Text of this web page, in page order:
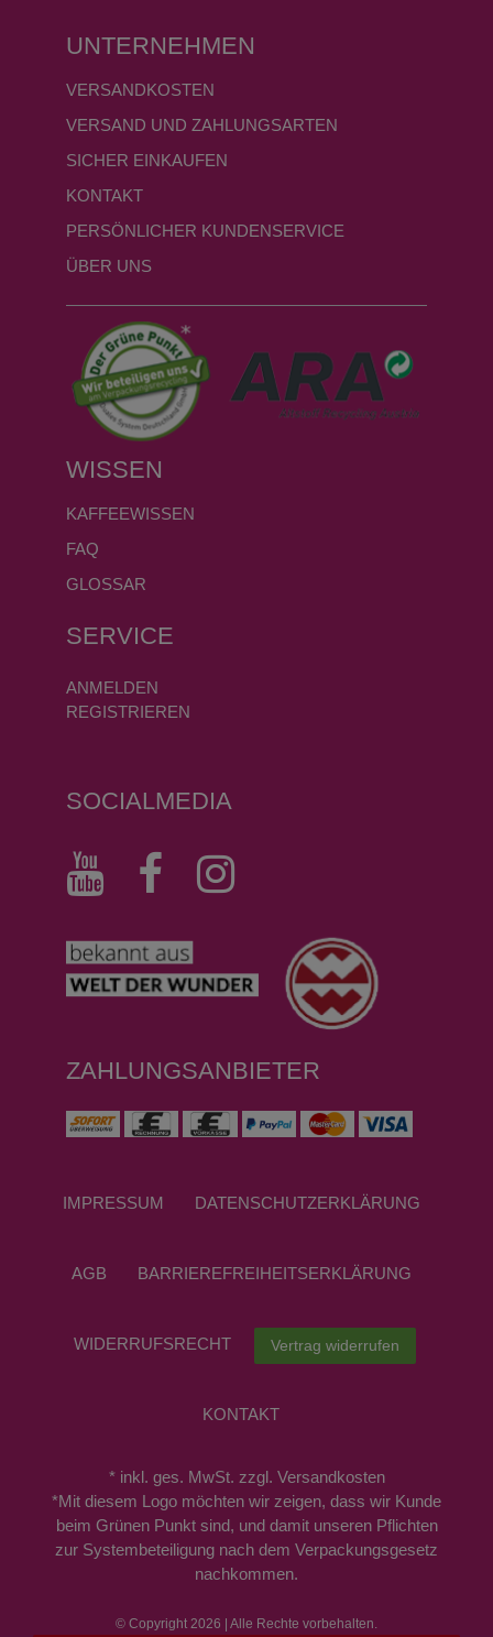
UNTERNEHMEN
VERSANDKOSTEN
VERSAND UND ZAHLUNGSARTEN
SICHER EINKAUFEN
KONTAKT
PERSÖNLICHER KUNDENSERVICE
ÜBER UNS
WISSEN
KAFFEEWISSEN
FAQ
GLOSSAR
SERVICE
ANMELDEN
REGISTRIEREN
SOCIALMEDIA
ZAHLUNGSANBIETER
IMPRESSUM DATEN­SCHUTZ­ERKLÄRUNG
AGB BARRIEREFREIHEITSERKLÄRUNG
WIDERRUFS­RECHT Vertrag widerrufen
KONTAKT
* inkl. ges. MwSt. zzgl. Versandkosten
*Mit diesem Logo möchten wir zeigen, dass wir Kunde
beim Grünen Punkt sind, und damit unseren Pflichten
zur Systembeteiligung nach dem Verpackungsgesetz
nachkommen.
© Copyright 2026 | Alle Rechte vorbehalten.